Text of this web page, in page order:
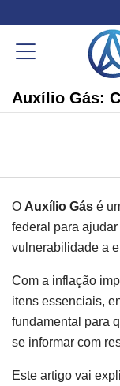
Auxílio Gás:
O Auxílio Gás é
federal para
vulnerabilidade a
Com a inflação
itens essenciais,
fundamental para
se informar com
Este artigo vai